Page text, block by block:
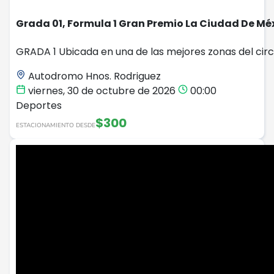
Grada 01, Formula 1 Gran Premio La Ciudad De
GRADA 1 Ubicada en una de las mejores zonas del
Autodromo Hnos. Rodriguez
viernes, 30 de octubre de 2026
00:00
Deportes
ESTACIONAMIENTO DESDE$300